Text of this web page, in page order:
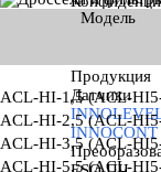
Политика
Политика
Продукция
Датчики▼
INNOCONT
Модель
ACL-HI-1,5 (ACL-
ACL-HI-2,5 (ACL-
ACL-HI-3,5 (ACL-
ACL-HI-5,5 (ACL-